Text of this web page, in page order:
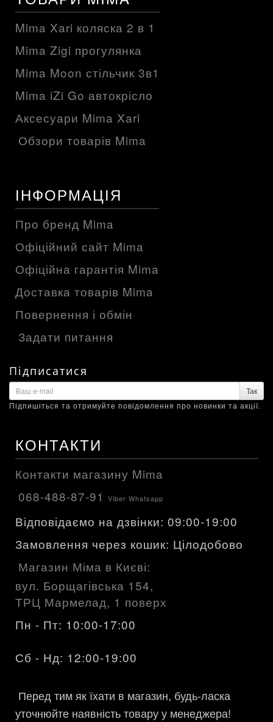
Mima Xari коляска 2 в 1
Mima Zigi прогулянка
Mima Moon стільчик 3в1
Mima iZi Go автокрісло
Аксесуари Mima Xari
Обзори товарів Mima
ІНФОРМАЦІЯ
Про бренд Mima
Офіційний сайт Mima
Офіційна гарантія Mima
Доставка товарів Mima
Повернення і обмін
Задати питання
Підписатися
Так
Підпишіться та отримуйте повідомлення про новинки та акції.
КОНТАКТИ
Контакти магазину Mima
068-488-87-91
Viber Whatsapp
Відповідаємо на дзвінки: 09:00-19:00
Замовлення через кошик: Цілодобово
Магазин Міма в Києві:
вул. Борщагівська 154,
ТРЦ Мармелад, 1 поверх
Пн - Пт: 10:00-17:00
Сб - Нд: 12:00-19:00
Перед тим як їхати в магазин, будь-ласка
уточнюйте наявність товару у менеджера!